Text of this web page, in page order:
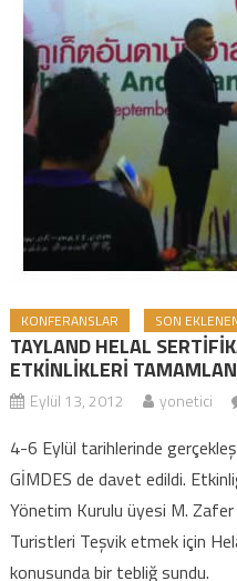
KONFERANSLAR SON
TAYLAND HELAL
ETKİNLİKLERİ
Eylül 13, 2012 yonetici
4-6 Eylül tarihlerinde
GİMDES de davet edildi.
Yönetim Kurulu üyesi M. Zafer
Turistleri Teşvik etmek için
konusunda bir tebliğ sundu.